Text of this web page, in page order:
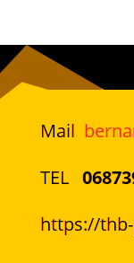
Mail
TEL
https://